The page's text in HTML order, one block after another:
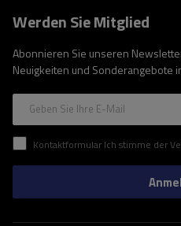
Werden Sie Mitglied
Abonnieren Sie unseren
Neuigkeiten und Sonderangebote
Geben Sie Ihre E-Mail
Kontaktformular Ich stimme der Verarbeitung meiner im Kontaktformular enthaltenen